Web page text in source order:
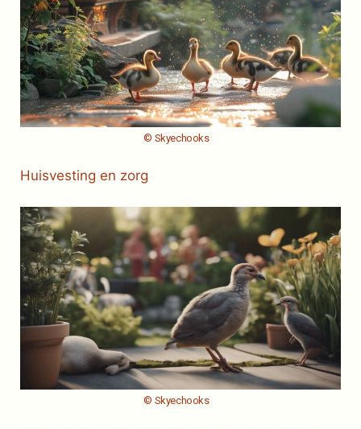
© Skyechooks
Huisvesting en zorg
© Skyechooks